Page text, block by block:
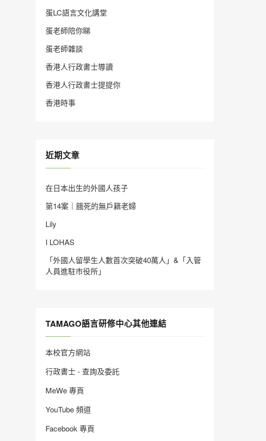
蛋LC語言文化講堂
蛋老師陪你睇
蛋老師雜談
香港人行政書士導讀
香港人行政書士提提你
香港時事
近期文章
在日本出生的外國人孩子
第14案｜餓死的無戶籍老婦
Lily
I LOHAS
「外國人留學生人數首次突破40萬人」&「入管
人員進駐市役所」
TAMAGO語言研修中心其他連結
本校官方網站
行政書士 - 查詢及委託
MeWe 專頁
YouTube 頻道
Facebook 專頁